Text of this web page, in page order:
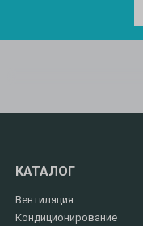
КАТАЛОГ
Вентиляция
Кондиционирование